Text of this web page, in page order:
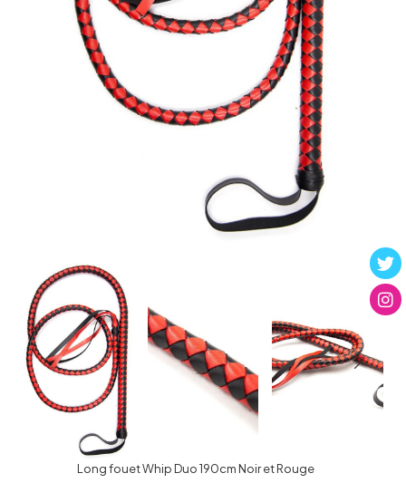
Long fouet Whip Duo 190cm Noir et Rouge